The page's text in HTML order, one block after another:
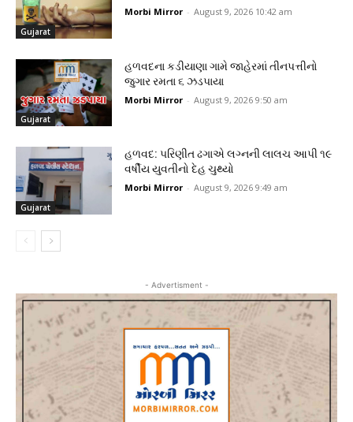
Gujarat
Morbi Mirror - August 9, 2026 10:42 am
Gujarat
હળવદના કડીયાણા ગામે જાહેરમાં તીનપત્તીનો
જુગાર રમતા ૬ ઝડપાયા
Morbi Mirror - August 9, 2026 9:50 am
Gujarat
હળવદ: પરિણીત ઢગાએ લગ્નની લાલચ આપી ૧૯
વર્ષીય યુવતીનો દેહ ચુથ્યો
Morbi Mirror - August 9, 2026 9:49 am
- Advertisment -